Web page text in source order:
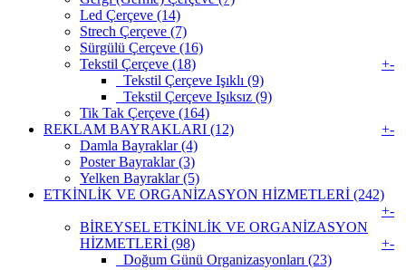
Led Çerçeve (14)
Strech Çerçeve (7)
Sürgülü Çerçeve (16)
Tekstil Çerçeve (18)
+-
Tekstil Çerçeve Işıklı (9)
Tekstil Çerçeve Işıksız (9)
Tik Tak Çerçeve (164)
REKLAM BAYRAKLARI (12)
+-
Damla Bayraklar (4)
Poster Bayraklar (3)
Yelken Bayraklar (5)
ETKİNLİK VE ORGANİZASYON HİZMETLERİ (242)
+-
BİREYSEL ETKİNLİK VE ORGANİZASYON
HİZMETLERİ (98)
+-
Doğum Günü Organizasyonları (23)